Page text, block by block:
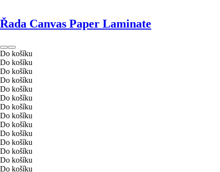
Řada Canvas Paper Laminate
Do košíku
Do košíku
Do košíku
Do košíku
Do košíku
Do košíku
Do košíku
Do košíku
Do košíku
Do košíku
Do košíku
Do košíku
Do košíku
Do košíku